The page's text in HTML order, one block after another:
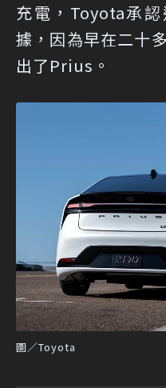
充電，Toyota承
據，因為早在二十
出了Prius。
圖／Toyota